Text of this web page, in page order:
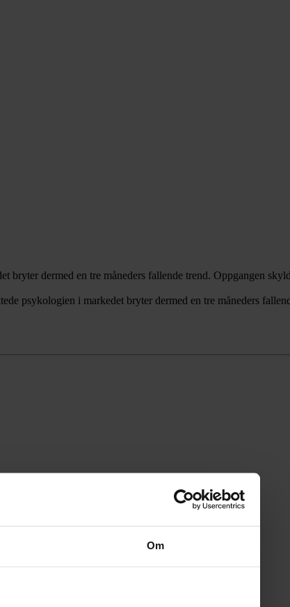
Om
dermed en tre måneders fallende trend. Oppgangen
psykologien i markedet bryter dermed en tre måneders